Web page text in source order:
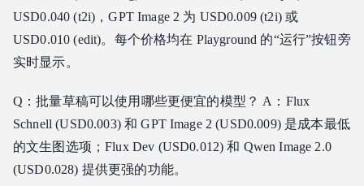
USD0.040 (t2i)，GPT Image 2 为 USD0.009 (t2i) 或
USD0.010 (edit)。每个价格均在 Playground 的“运行”按钮旁
实时显示。
Q：批量草稿可以使用哪些更便宜的模型？ A：Flux
Schnell (USD0.003) 和 GPT Image 2 (USD0.009) 是成本最低
的文生图选项；Flux Dev (USD0.012) 和 Qwen Image 2.0
(USD0.028) 提供更强的功能。